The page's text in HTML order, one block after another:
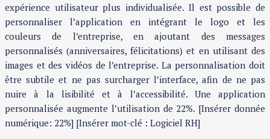
expérience utilisateur plus individualisée. Il est possible de
personnaliser l’application en intégrant le logo et les
couleurs de l’entreprise, en ajoutant des messages
personnalisés (anniversaires, félicitations) et en utilisant des
images et des vidéos de l’entreprise. La personnalisation doit
être subtile et ne pas surcharger l’interface, afin de ne pas
nuire à la lisibilité et à l’accessibilité. Une application
personnalisée augmente l’utilisation de 22%. [Insérer donnée
numérique: 22%] [Insérer mot-clé : Logiciel RH]